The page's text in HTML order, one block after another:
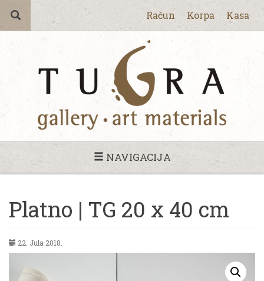
Račun Korpa Kasa
NAVIGACIJA
Platno | TG 20 x 40 cm
22. Jula 2018.